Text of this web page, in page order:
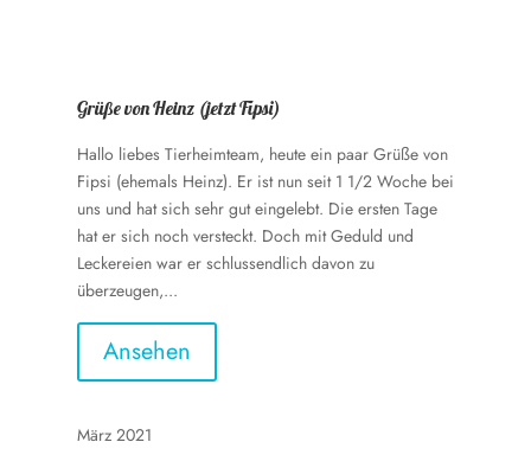
Grüße von Heinz (jetzt Fipsi)
Hallo liebes Tierheimteam, heute ein paar Grüße von
Fipsi (ehemals Heinz). Er ist nun seit 1 1/2 Woche bei
uns und hat sich sehr gut eingelebt. Die ersten Tage
hat er sich noch versteckt. Doch mit Geduld und
Leckereien war er schlussendlich davon zu
überzeugen,...
Ansehen
März 2021